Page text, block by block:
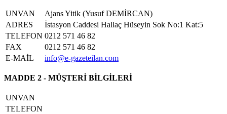
UNVAN
Ajans Yitik (Yusuf DEMİRCAN)
ADRES
İstasyon Caddesi Hallaç Hüseyin Sok No:1 Kat:5
TELEFON 0212 571 46 82
FAX
0212 571 46 82
E-MAİL
info@e-gazeteilan.com
MADDE 2 - MÜŞTERİ BİLGİLERİ
UNVAN
TELEFON